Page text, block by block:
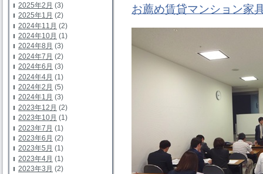
2025年2月 (3)
2025年1月 (2)
2024年11月 (2)
2024年10月 (1)
2024年8月 (3)
2024年7月 (2)
2024年6月 (3)
2024年4月 (1)
2024年2月 (5)
2024年1月 (3)
2023年12月 (2)
2023年10月 (1)
2023年7月 (1)
2023年6月 (2)
2023年5月 (1)
2023年4月 (1)
2023年3月 (2)
お薦め賃貸マンション